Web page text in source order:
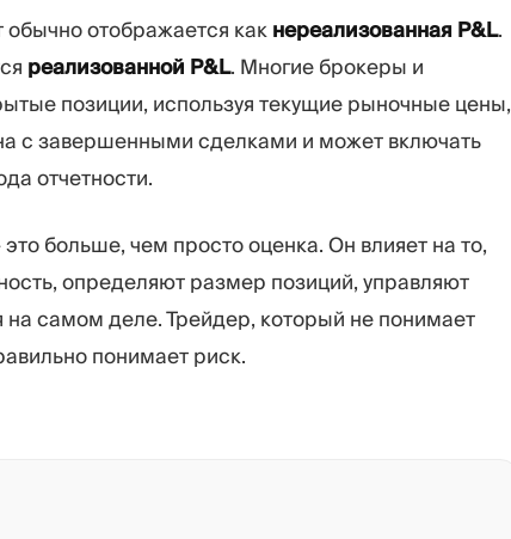
обычно отображается как нереализованная P&L.
реализованной P&L. Многие брокеры и
позиции, используя текущие рыночные цены,
с завершенными сделками и может включать
отчетности.
больше, чем просто оценка. Он влияет на то,
определяют размер позиций, управляют
самом деле. Трейдер, который не понимает
понимает риск.